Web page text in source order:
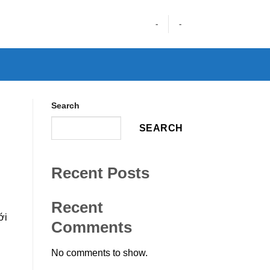
- -
Search
SEARCH
Recent Posts
Recent
Comments
No comments to show.